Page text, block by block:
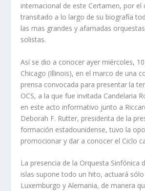
internacional de este Certamen, por el
transitado a lo largo de su biografía
las mas grandes y afamadas
solistas.
Así se dio a conocer ayer miércoles,
Chicago (Illinois), en el marco de una
prensa convocada para presentar la
OCS, a la que fue invitada Candelaria
en este acto informativo junto a
Deborah F. Rutter, presidenta de la
formación estadounidense, tuvo la
promocionar y dar a conocer el Ciclo
La presencia de la Orquesta Sinfónica
islas supone todo un hito, actuará sólo
Luxemburgo y Alemania, de manera